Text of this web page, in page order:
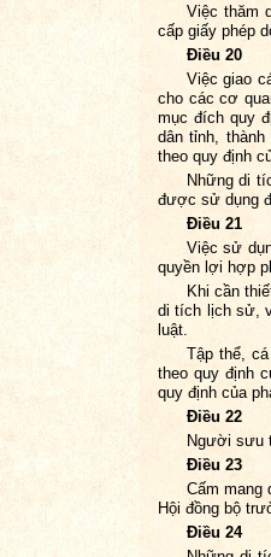
Việc thăm
cấp giấy phép
Điều 20
Việc giao
cho các cơ
mục đích quy
dân tỉnh,
theo quy định
Những di
được sử dụng
Điều 21
Việc sử
quyền lợi hợp
Khi cần
di tích lịch sử,
luật.
Tập thể,
theo quy định
quy định của
Điều 22
Người sưu
Điều 23
Cấm mang
Hội đồng bộ
Điều 24